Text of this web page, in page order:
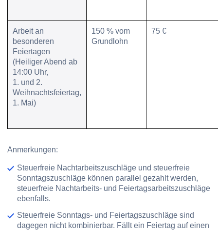
Arbeit an
besonderen
Feiertagen
(Heiliger Abend ab
14:00 Uhr,
1. und 2.
Weihnachtsfeiertag,
1. Mai)
150 % vom
Grundlohn
75 €
Anmerkungen:
Steuerfreie Nachtarbeitszuschläge und steuerfreie
Sonntagszuschläge können parallel gezahlt werden,
steuerfreie Nachtarbeits- und Feiertagsarbeitszuschläge
ebenfalls.
Steuerfreie Sonntags- und Feiertagszuschläge sind
dagegen nicht kombinierbar. Fällt ein Feiertag auf einen